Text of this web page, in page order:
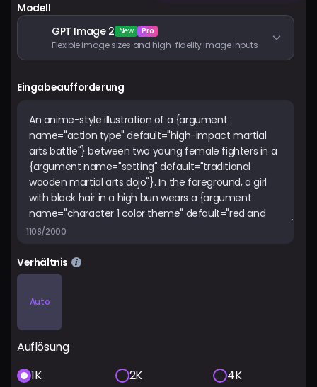
Modell
GPT Image 2 New Pro
Flexible image sizes and high-fidelity image inputs
Eingabeaufforderung
1108/2000
Verhältnis
Auto
Auflösung
1K
2K 4K